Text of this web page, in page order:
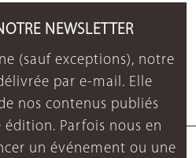
NEWSLETTER
(sauf exceptions), notre
par e-mail. Elle
nos contenus publiés
Parfois nous en
un événement ou une